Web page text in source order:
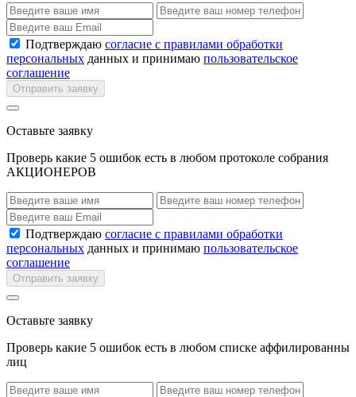
Подтверждаю согласие с правилами обработки
персональных данных и принимаю пользовательское
соглашение
Отправить заявку
Оставьте заявку
Проверь какие 5 ошибок есть в любом протоколе собрания
АКЦИОНЕРОВ
Подтверждаю согласие с правилами обработки
персональных данных и принимаю пользовательское
соглашение
Отправить заявку
Оставьте заявку
Проверь какие 5 ошибок есть в любом списке аффилированны
лиц